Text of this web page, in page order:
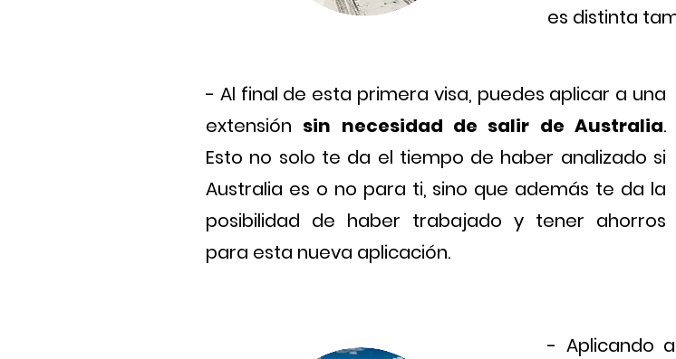
es distinta
- Al final de esta primera visa, puedes aplicar a una
extensión sin necesidad de salir de Australia.
Esto no solo te da el tiempo de haber analizado si
Australia es o no para ti, sino que además te da la
posibilidad de haber trabajado y tener ahorros
para esta nueva aplicación.
- Aplicando